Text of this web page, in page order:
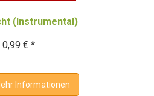
(Instrumental)
0,99 € *
Informationen